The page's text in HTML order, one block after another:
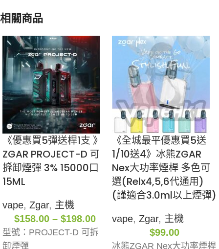
相關商品
《優惠買5彈送桿1支 》
ZGAR PROJECT-D 可
拆卸煙彈 3% 15000口
15ML
vape, Zgar, 主機
$158.00 – $198.00
型號：PROJECT-D 可拆
卸煙彈
《全城最平優惠買5送
1/10送4》冰熊ZGAR
Nex大功率煙桿 多色可
選(Relx4,5,6代通用)
(謹適合3.0ml以上煙彈)
vape, Zgar, 主機
$99.00
冰熊ZGAR Nex大功率煙桿